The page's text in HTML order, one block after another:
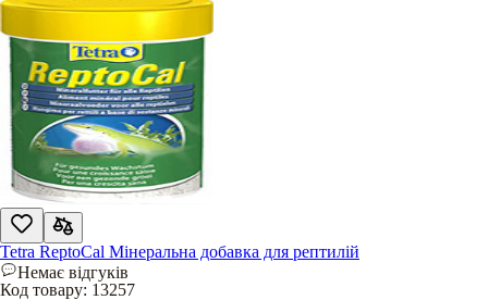
Tetra ReptoCal Мінеральна добавка для рептилій
Немає відгуків
Код товару: 13257